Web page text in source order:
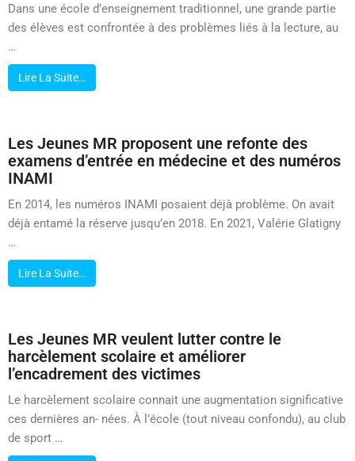
Dans une école d’enseignement traditionnel, une grande partie
des élèves est confrontée à des problèmes liés à la lecture, au
…
Lire La Suite…
Les Jeunes MR proposent une refonte des
examens d’entrée en médecine et des numéros
INAMI
En 2014, les numéros INAMI posaient déjà problème. On avait
déjà entamé la réserve jusqu’en 2018. En 2021, Valérie Glatigny
…
Lire La Suite…
Les Jeunes MR veulent lutter contre le
harcèlement scolaire et améliorer
l’encadrement des victimes
Le harcèlement scolaire connait une augmentation significative
ces dernières an- nées. À l’école (tout niveau confondu), au club
de sport …